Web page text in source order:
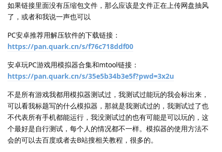
如果链接里面没有压缩包文件，那么应该是文件正在上传网盘抽风
了，或者和我说一声也可以
PC安卓推荐用解压软件的下载链接：
https://pan.quark.cn/s/f76c718ddf00
安卓玩PC游戏用模拟器合集和mtool链接：
https://pan.quark.cn/s/35e5b34b3e5f?pwd=3x2u
不是所有游戏我都用模拟器测试过，我测试过能玩的我会标出来，
可以看我标题写的什么模拟器，那就是我测试过的，我测试过了也
不代表所有手机都能运行，我没测试过的也有可能是可以玩的，这
个最好是自行测试，每个人的情况都不一样。模拟器的使用方法不
会的可以去百度或者去B站搜相关教程，很多的。